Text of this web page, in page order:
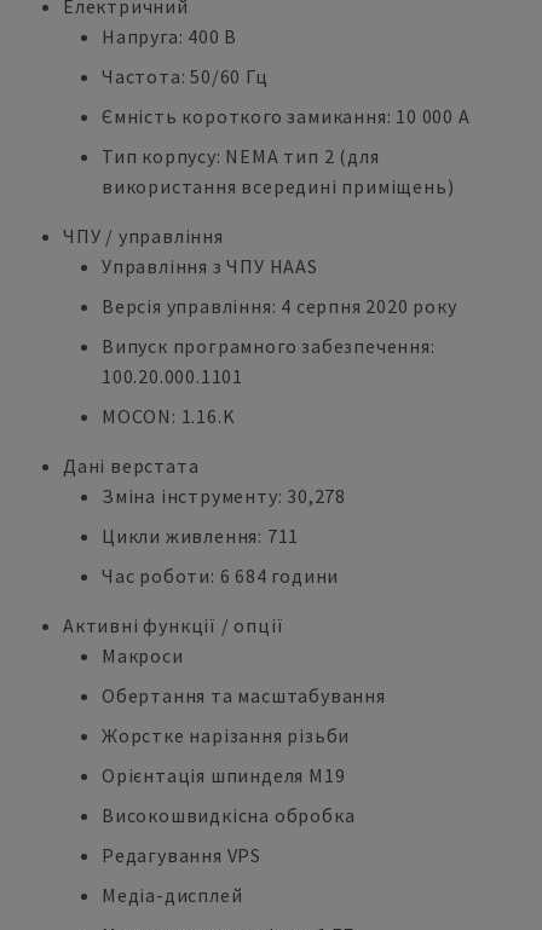
Електричний
Напруга: 400 В
Частота: 50/60 Гц
Ємність короткого замикання: 10 000 А
Тип корпусу: NEMA тип 2 (для
використання всередині приміщень)
ЧПУ / управління
Управління з ЧПУ HAAS
Версія управління: 4 серпня 2020 року
Випуск програмного забезпечення:
100.20.000.1101
MOCON: 1.16.K
Дані верстата
Зміна інструменту: 30,278
Цикли живлення: 711
Час роботи: 6 684 години
Активні функції / опції
Макроси
Обертання та масштабування
Жорстке нарізання різьби
Орієнтація шпинделя M19
Високошвидкісна обробка
Редагування VPS
Медіа-дисплей